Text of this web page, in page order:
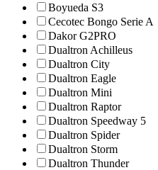
Boyueda S3
Cecotec Bongo Serie A
Dakor G2PRO
Dualtron Achilleus
Dualtron City
Dualtron Eagle
Dualtron Mini
Dualtron Raptor
Dualtron Speedway 5
Dualtron Spider
Dualtron Storm
Dualtron Thunder